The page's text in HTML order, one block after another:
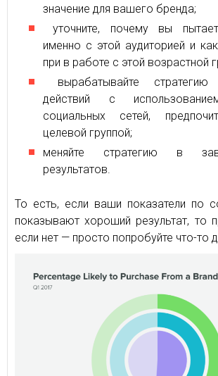
значение для вашего бренда;
уточните, почему вы
именно с этой аудиторией и
при в работе с этой возрастной
вырабатывайте
действий с
социальных сетей,
целевой группой;
меняйте стратегию в
результатов.
То есть, если ваши показатели по
показывают хороший результат, то
если нет — просто попробуйте что-то